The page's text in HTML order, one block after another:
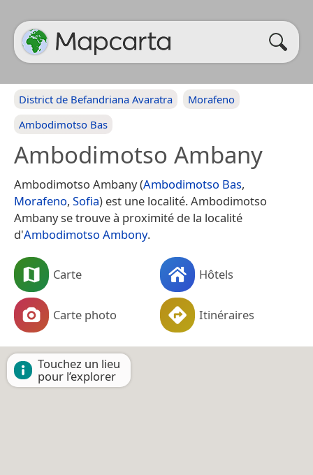
District de Befandriana Avaratra
Morafeno
Ambodimotso Bas
Ambodimotso Ambany
Ambodimotso Ambany (Ambodimotso Bas,
Morafeno, Sofia) est une localité. Ambodimotso
Ambany se trouve à proximité de la localité
d'Ambodimotso Ambony.
Carte Hôtels
Carte photo Itinéraires
Touchez un lieu
pour l’explorer